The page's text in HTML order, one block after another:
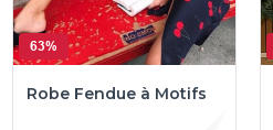
63%
Robe Fendue à Motifs